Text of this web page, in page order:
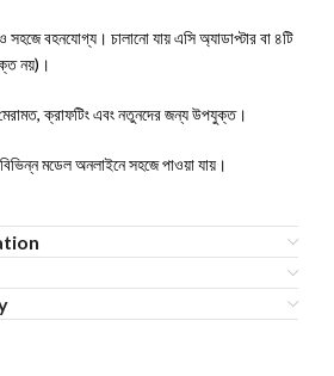
সহজে বহনযোগ্য। চালানো যায় এসি অ্যাডাপ্টার বা ৪টি
নয়)।
ক্রাফটিং এবং নতুনদের জন্য উপযুক্ত।
মডেল অনলাইনে সহজে পাওয়া যায়।